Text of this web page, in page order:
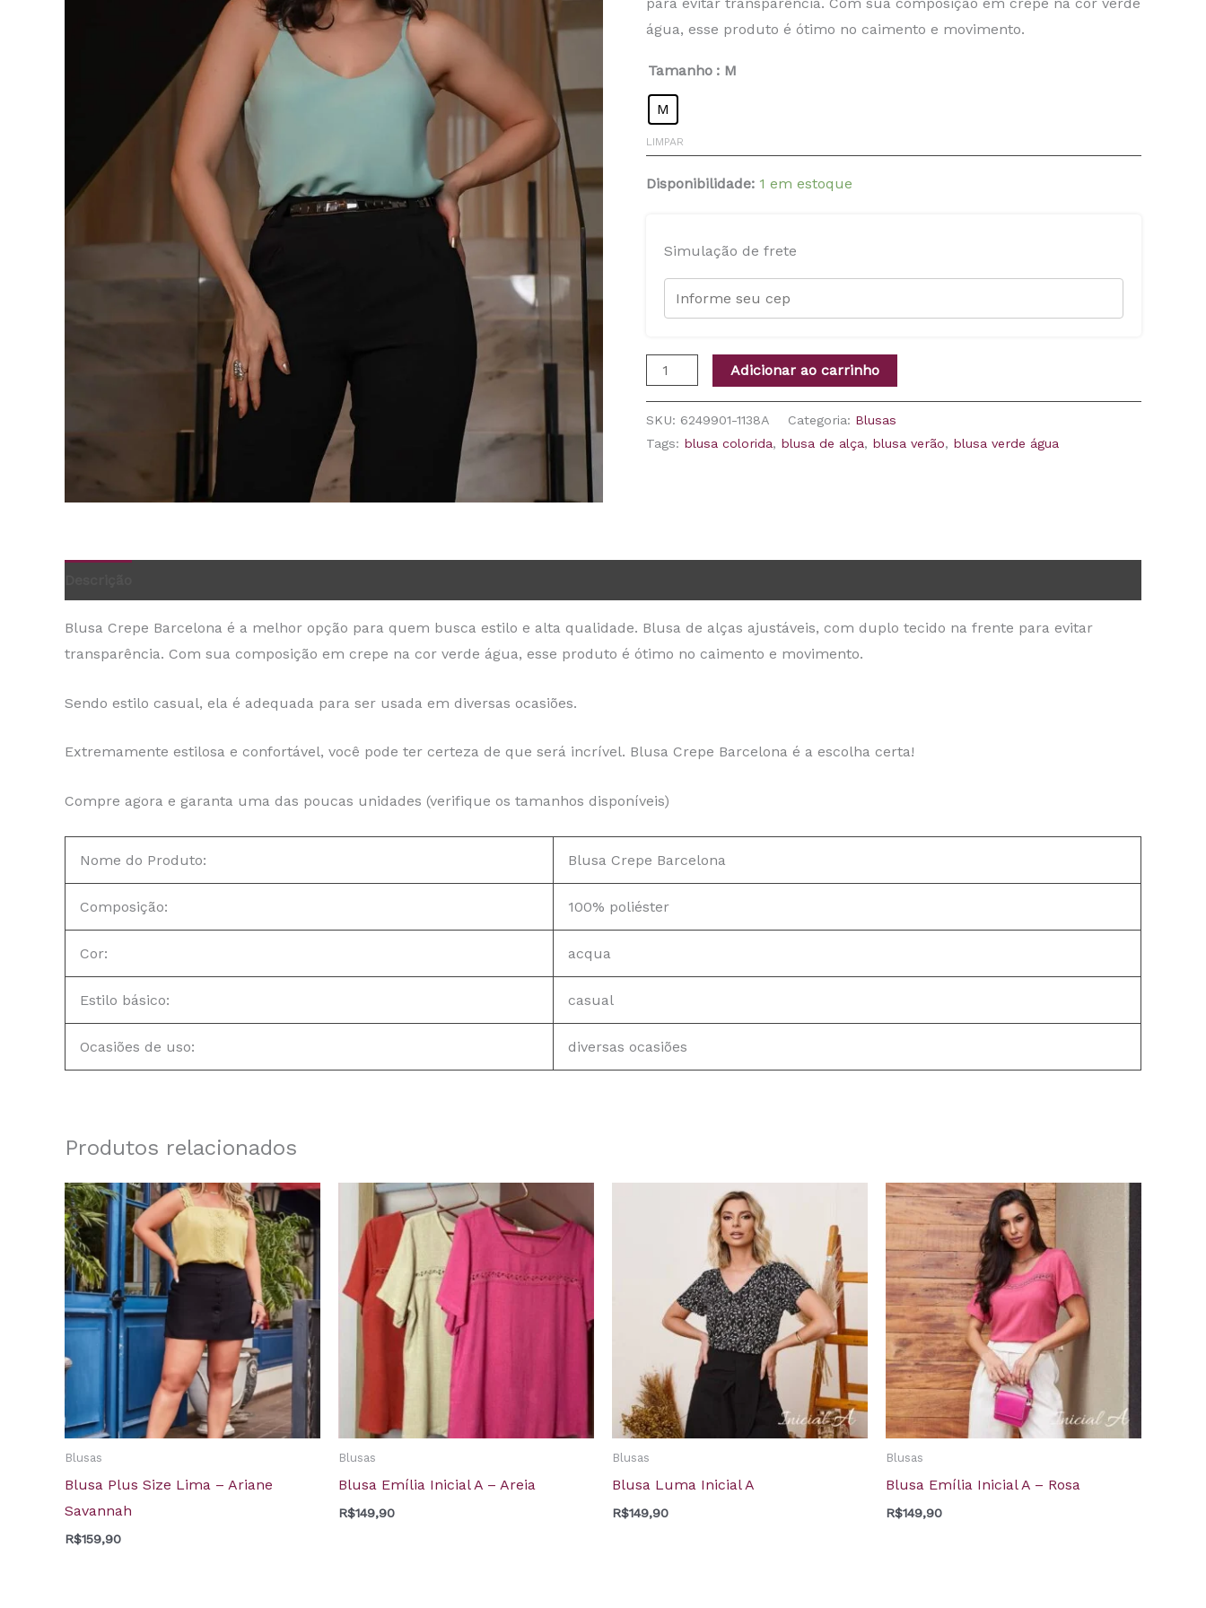
para evitar transparência. Com sua composição em crepe na cor verde
água, esse produto é ótimo no caimento e movimento.
Tamanho : M
M
LIMPAR
Disponibilidade: 1 em estoque
Simulação de frete
Adicionar ao carrinho
SKU: 6249901-1138A Categoria: Blusas
Tags: blusa colorida, blusa de alça, blusa verão, blusa verde água
Blusa Crepe Barcelona é a melhor opção para quem busca estilo e alta qualidade. Blusa de alças ajustáveis, com duplo tecido na frente para evitar
transparência. Com sua composição em crepe na cor verde água, esse produto é ótimo no caimento e movimento.
Sendo estilo casual, ela é adequada para ser usada em diversas ocasiões.
Extremamente estilosa e confortável, você pode ter certeza de que será incrível. Blusa Crepe Barcelona é a escolha certa!
Compre agora e garanta uma das poucas unidades (verifique os tamanhos disponíveis)
Nome do Produto: Blusa Crepe Barcelona
Composição: 100% poliéster
Cor: acqua
Estilo básico: casual
Ocasiões de uso: diversas ocasiões
Produtos relacionados
Blusas
Blusa Plus Size Lima – Ariane
Savannah
R$159,90
Blusas
Blusa Emília Inicial A – Areia
R$149,90
Blusas
Blusa Luma Inicial A
R$149,90
Blusas
Blusa Emília Inicial A – Rosa
R$149,90